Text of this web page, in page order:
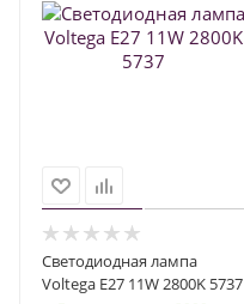
Светодиодная лампа
Voltega E27 11W 2800K 5737